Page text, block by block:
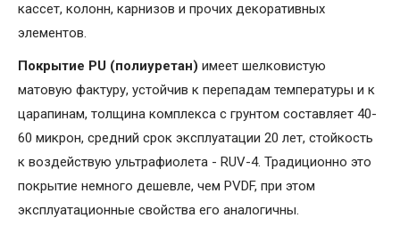
кассет, колонн, карнизов и прочих декоративных
элементов.
Покрытие PU (полиуретан) имеет шелковистую
матовую фактуру, устойчив к перепадам температуры и к
царапинам, толщина комплекса с грунтом составляет 40-
60 микрон, средний срок эксплуатации 20 лет, стойкость
к воздействую ультрафиолета - RUV-4. Традиционно это
покрытие немного дешевле, чем PVDF, при этом
эксплуатационные свойства его аналогичны.